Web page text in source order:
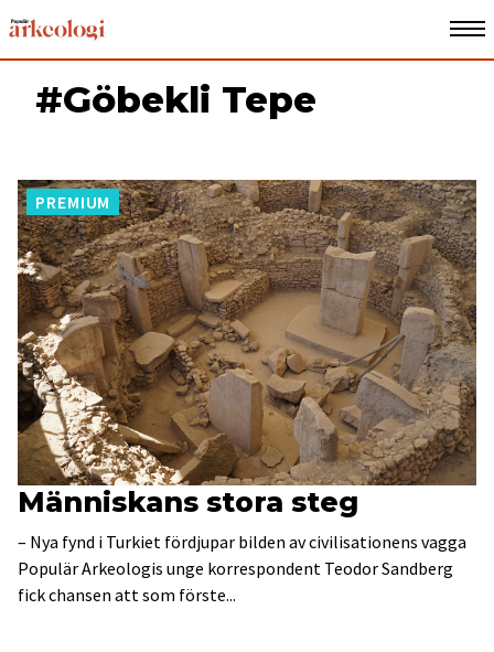
#Göbekli Tepe
PREMIUM
Människans stora steg
– Nya fynd i Turkiet fördjupar bilden av civilisationens vagga
Populär Arkeologis unge korrespondent Teodor Sandberg
fick chansen att som förste...